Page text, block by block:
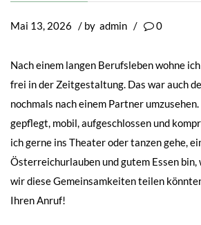
Mai 13, 2026 / by admin / 0
Nach einem langen Berufsleben wohne
frei in der Zeitgestaltung. Das war auch
nochmals nach einem Partner
gepflegt, mobil, aufgeschlossen und
ich gerne ins Theater oder tanzen gehe,
Österreichurlauben und gutem Essen bin,
wir diese Gemeinsamkeiten teilen
Ihren Anruf!